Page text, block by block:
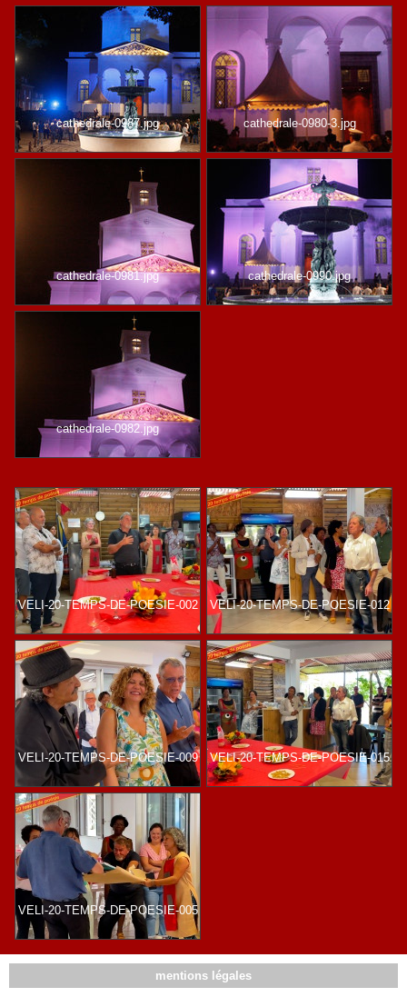
cathedrale-0987.jpg cathedrale-0980-3.jpg
cathedrale-0981.jpg cathedrale-0990.jpg
cathedrale-0982.jpg
VELI-20-TEMPS-DE-POESIE-002 VELI-20-TEMPS-DE-POESIE-012
VELI-20-TEMPS-DE-POESIE-009 VELI-20-TEMPS-DE-POESIE-015
VELI-20-TEMPS-DE-POESIE-005
mentions légales